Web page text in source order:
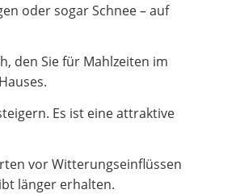
oder sogar Schnee – auf
den Sie für Mahlzeiten im
Es ist eine attraktive
vor Witterungseinflüssen
länger erhalten.